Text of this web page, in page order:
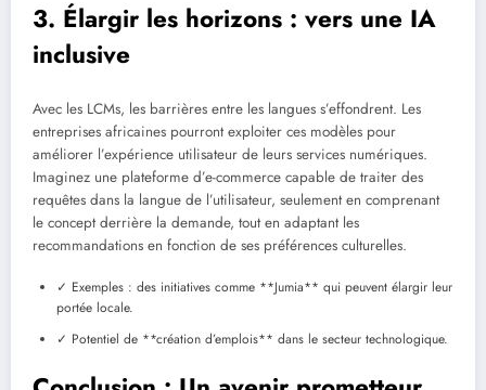
3. Élargir les horizons : vers une IA
inclusive
Avec les LCMs, les barrières entre les langues s’effondrent. Les
entreprises africaines pourront exploiter ces modèles pour
améliorer l’expérience utilisateur de leurs services numériques.
Imaginez une plateforme d’e-commerce capable de traiter des
requêtes dans la langue de l’utilisateur, seulement en comprenant
le concept derrière la demande, tout en adaptant les
recommandations en fonction de ses préférences culturelles.
✓ Exemples : des initiatives comme **Jumia** qui peuvent élargir leur
portée locale.
✓ Potentiel de **création d’emplois** dans le secteur technologique.